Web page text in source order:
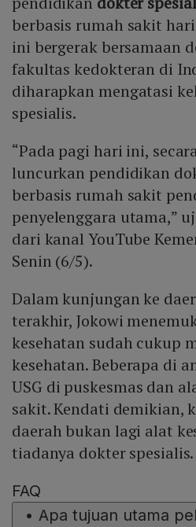
berbasis rumah sakit
ini bergerak bersamaan
fakultas kedokteran di
diharapkan mengatasi
spesialis.
“Pada pagi hari ini,
luncurkan pendidikan
berbasis rumah sakit
penyelenggara utama,”
dari kanal YouTube
Senin (6/5).
Dalam kunjungan ke
terakhir, Jokowi
kesehatan sudah cukup
kesehatan. Beberapa di
USG di puskesmas dan
sakit. Kendati demikian,
daerah bukan lagi alat
tiadanya dokter spesialis.
FAQ
• Apa tujuan utama